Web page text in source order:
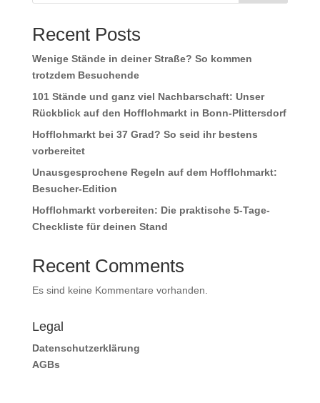
Recent Posts
Wenige Stände in deiner Straße? So kommen
trotzdem Besuchende
101 Stände und ganz viel Nachbarschaft: Unser
Rückblick auf den Hofflohmarkt in Bonn-Plittersdorf
Hofflohmarkt bei 37 Grad? So seid ihr bestens
vorbereitet
Unausgesprochene Regeln auf dem Hofflohmarkt:
Besucher-Edition
Hofflohmarkt vorbereiten: Die praktische 5-Tage-
Checkliste für deinen Stand
Recent Comments
Es sind keine Kommentare vorhanden.
Legal
Datenschutzerklärung
AGBs